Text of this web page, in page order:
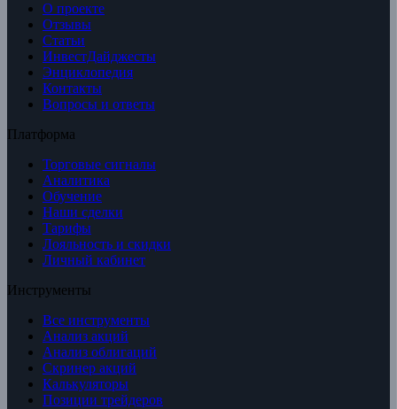
О проекте
Отзывы
Статьи
ИнвестДайджесты
Энциклопедия
Контакты
Вопросы и ответы
Платформа
Торговые сигналы
Аналитика
Обучение
Наши сделки
Тарифы
Лояльность и скидки
Личный кабинет
Инструменты
Все инструменты
Анализ акций
Анализ облигаций
Скринер акций
Калькуляторы
Позиции трейдеров